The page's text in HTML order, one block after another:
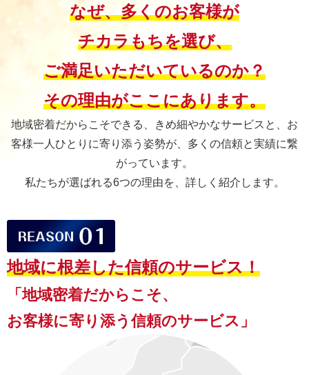
なぜ、多くのお客様が
チカラもちを選び、
ご満足いただいているのか？
その理由がここにあります。
地域密着だからこそできる、きめ細やかなサービスと、 お
客様一人ひとりに寄り添う姿勢が、多くの信頼と実績に繋
がっています。
私たちが選ばれる6つの理由を、詳しく紹介します。
地域に根差した信頼のサービス！
「地域密着だからこそ、
お客様に寄り添う信頼のサービス」